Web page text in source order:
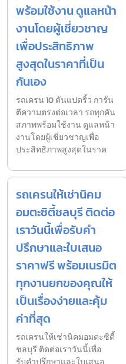
พร้อมใช้งาน ดูแลหน้า
งานโดยผู้เชี่ยวชาญ
เพื่อประสิทธิภาพ
สูงสุดในราคาที่เป็น
กันเอง
รถเครน 10 ตันแปดริ้ว การัน
ตีความตรงต่อเวลา รถทุกคัน
สภาพพร้อมใช้งาน ดูแลหน้า
งานโดยผู้เชี่ยวชาญเพื่อ
ประสิทธิภาพสูงสุดในราค
รถเครนให้เช่านิคม
อมตะซิตี้ชลบุรี ติดต่อ
เราวันนี้เพื่อรับคำ
ปรึกษาและใบเสนอ
ราคาฟรี พร้อมเนรมิต
ทุกงานยกของคุณให้
เป็นเรื่องง่ายและคุ้ม
ค่าที่สุด
รถเครนให้เช่านิคมอมตะซิตี้
ชลบุรี ติดต่อเราวันนี้เพื่อ